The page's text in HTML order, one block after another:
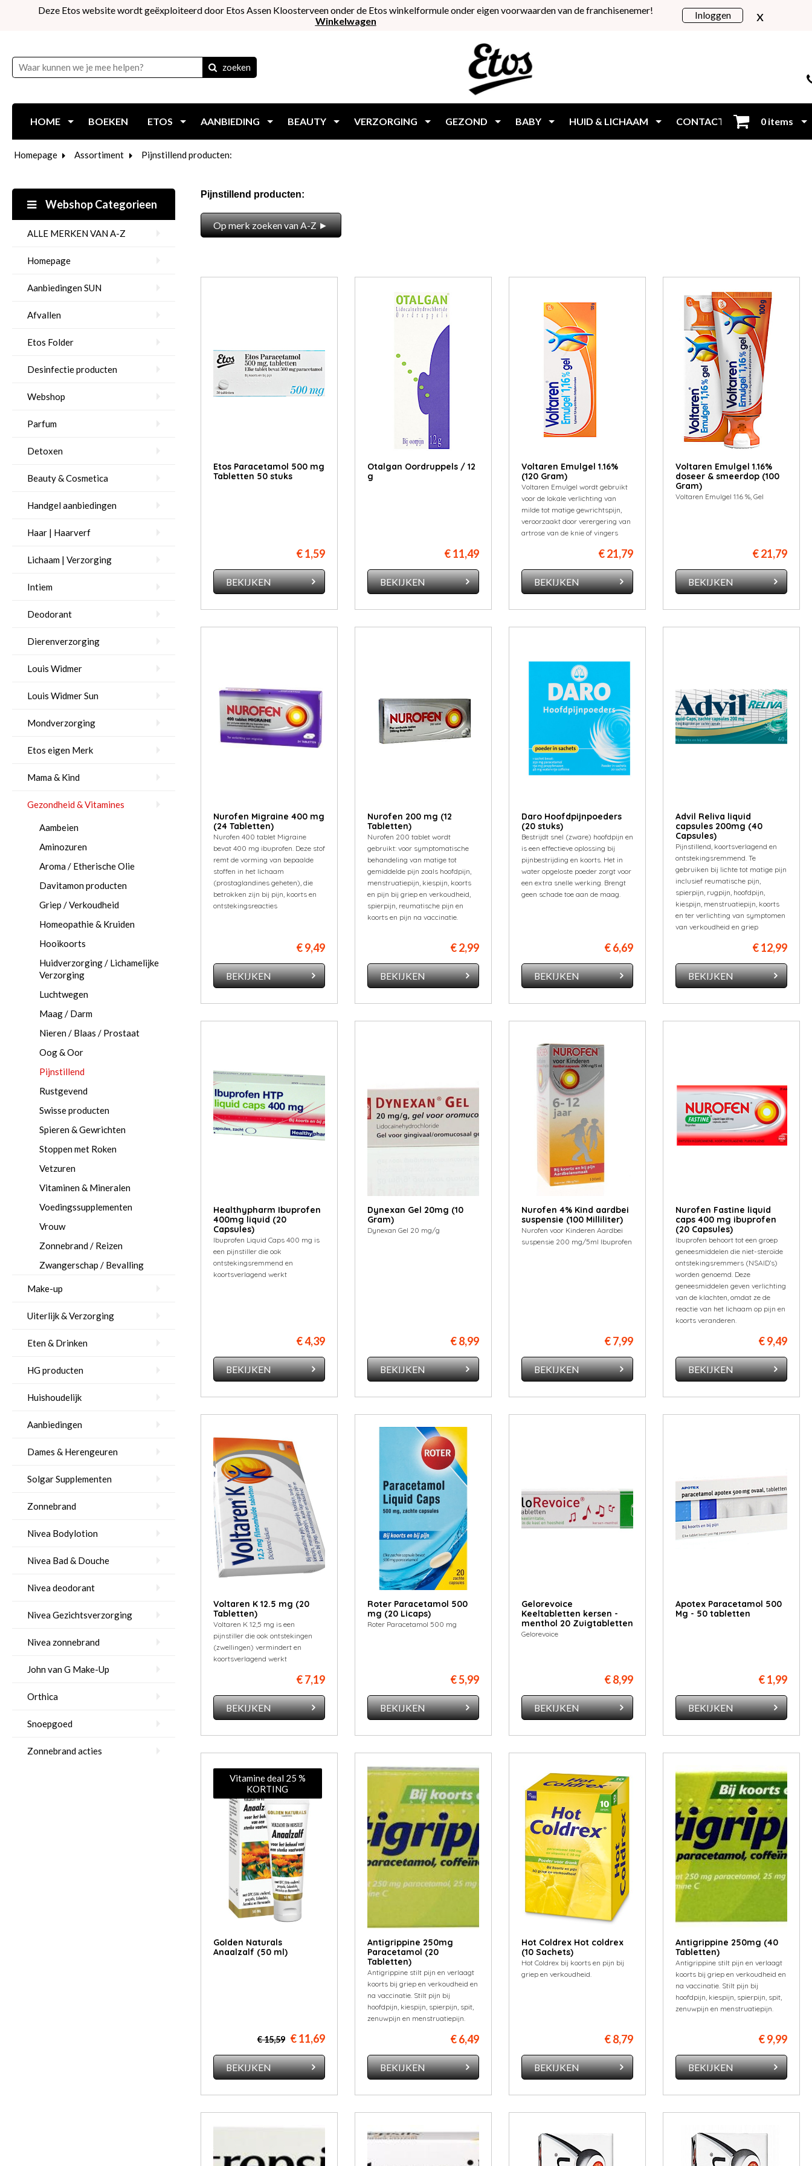
Deze Etos website wordt geëxploiteerd door Etos Assen Kloosterveen onder de Etos winkelformule onder eigen voorwaarden van de franchisenemer!
Winkelwagen
Inloggen x
zoeken
HOME BOEKEN ETOS AANBIEDING BEAUTY VERZORGING GEZOND BABY HUID & LICHAAM CONTACT Inloggen
0 items
Homepage Assortiment Pijnstillend producten:
Webshop Categorieen
ALLE MERKEN VAN A-Z
Homepage
Aanbiedingen SUN
Afvallen
Etos Folder
Desinfectie producten
Webshop
Parfum
Detoxen
Beauty & Cosmetica
Handgel aanbiedingen
Haar | Haarverf
Lichaam | Verzorging
Intiem
Deodorant
Dierenverzorging
Louis Widmer
Louis Widmer Sun
Mondverzorging
Etos eigen Merk
Mama & Kind
Gezondheid & Vitamines
Aambeien
Aminozuren
Aroma / Etherische Olie
Davitamon producten
Griep / Verkoudheid
Homeopathie & Kruiden
Hooikoorts
Huidverzorging / Lichamelijke
Verzorging
Luchtwegen
Maag / Darm
Nieren / Blaas / Prostaat
Oog & Oor
Pijnstillend
Rustgevend
Swisse producten
Spieren & Gewrichten
Stoppen met Roken
Vetzuren
Vitaminen & Mineralen
Voedingssupplementen
Vrouw
Zonnebrand / Reizen
Zwangerschap / Bevalling
Make-up
Uiterlijk & Verzorging
Eten & Drinken
HG producten
Huishoudelijk
Aanbiedingen
Dames & Herengeuren
Solgar Supplementen
Zonnebrand
Nivea Bodylotion
Nivea Bad & Douche
Nivea deodorant
Nivea Gezichtsverzorging
Nivea zonnebrand
John van G Make-Up
Orthica
Snoepgoed
Zonnebrand acties
Pijnstillend producten:
Op merk zoeken van A-Z ►
Etos Paracetamol 500 mg
Tabletten 50 stuks
€ 1,59
BEKIJKEN
Otal­gan Oor­drup­pels / 12
g
€ 11,49
BEKIJKEN
Voltaren Emulgel 1.16%
(120 Gram)
Voltaren Emulgel wordt gebruikt
voor de lokale verlichting van
milde tot matige gewrichtspijn,
veroorzaakt door verergering van
artrose van de knie of vingers
€ 21,79
BEKIJKEN
Voltaren Emulgel 1.16%
doseer & smeerdop (100
Gram)
Voltaren Emulgel 1.16 %, Gel
€ 21,79
BEKIJKEN
Nurofen Migraine 400 mg
(24 Tabletten)
Nurofen 400 tablet Migraine
bevat 400 mg ibuprofen. Deze stof
remt de vorming van bepaalde
stoffen in het lichaam
(prostaglandines geheten), die
betrokken zijn bij pijn, koorts en
ontstekingsreacties
€ 9,49
BEKIJKEN
Nurofen 200 mg (12
Tabletten)
Nurofen 200 tablet wordt
gebruikt: voor symptomatische
behandeling van matige tot
gemiddelde pijn zoals hoofdpijn,
menstruatiepijn, kiespijn, koorts
en pijn bij griep en verkoudheid,
spierpijn, reumatische pijn en
koorts en pijn na vaccinatie.
€ 2,99
BEKIJKEN
Daro Hoofdpijnpoeders
(20 stuks)
Bestrijdt snel (zware) hoofdpijn en
is een effectieve oplossing bij
pijnbestrijding en koorts. Het in
water opgeloste poeder zorgt voor
een extra snelle werking. Brengt
geen schade toe aan de maag.
€ 6,69
BEKIJKEN
Advil Reliva liquid
capsules 200mg (40
Capsules)
Pijnstillend, koortsverlagend en
ontstekingsremmend. Te
gebruiken bij lichte tot matige pijn
inclusief reumatische pijn,
spierpijn, rugpijn, hoofdpijn,
kiespijn, menstruatiepijn, koorts
en ter verlichting van symptomen
van verkoudheid en griep
€ 12,99
BEKIJKEN
Healthypharm Ibuprofen
400mg liquid (20
Capsules)
Ibuprofen Liquid Caps 400 mg is
een pijnstiller die ook
ontstekingsremmend en
koortsverlagend werkt
€ 4,39
BEKIJKEN
Dynexan Gel 20mg (10
Gram)
Dynexan Gel 20 mg/g
€ 8,99
BEKIJKEN
Nurofen 4% Kind aardbei
suspensie (100 Milliliter)
Nurofen voor Kinderen Aardbei
suspensie 200 mg/5ml Ibuprofen
€ 7,99
BEKIJKEN
Nurofen Fastine liquid
caps 400 mg ibuprofen
(20 Capsules)
Ibuprofen behoort tot een groep
geneesmiddelen die niet-steroïde
ontstekingsremmers (NSAID’s)
worden genoemd. Deze
geneesmiddelen geven verlichting
van de klachten, omdat ze de
reactie van het lichaam op pijn en
koorts veranderen.
€ 9,49
BEKIJKEN
Voltaren K 12.5 mg (20
Tabletten)
Voltaren K 12,5 mg is een
pijnstiller die ook ontstekingen
(zwellingen) vermindert en
koortsverlagend werkt
€ 7,19
BEKIJKEN
Roter Paracetamol 500
mg (20 Licaps)
Roter Paracetamol 500 mg
€ 5,99
BEKIJKEN
Gelorevoice
Keeltabletten kersen -
menthol 20 Zuigtabletten
Gelorevoice
€ 8,99
BEKIJKEN
Apotex Paracetamol 500
Mg - 50 tabletten
€ 1,99
BEKIJKEN
Vitamine deal 25 %
KORTING
Golden Naturals
Anaalzalf (50 ml)
€ 15,59 € 11,69
BEKIJKEN
Antigrippine 250mg
Paracetamol (20
Tabletten)
Antigrippine stilt pijn en verlaagt
koorts bij griep en verkoudheid en
na vaccinatie. Stilt pijn bij
hoofdpijn, kiespijn, spierpijn, spit,
zenuwpijn en menstruatiepijn.
€ 6,49
BEKIJKEN
Hot Coldrex Hot coldrex
(10 Sachets)
Hot Coldrex bij koorts en pijn bij
griep en verkoudheid.
€ 8,79
BEKIJKEN
Antigrippine 250mg (40
Tabletten)
Antigrippine stilt pijn en verlaagt
koorts bij griep en verkoudheid en
na vaccinatie. Stilt pijn bij
hoofdpijn, kiespijn, spierpijn, spit,
zenuwpijn en menstruatiepijn.
€ 9,99
BEKIJKEN